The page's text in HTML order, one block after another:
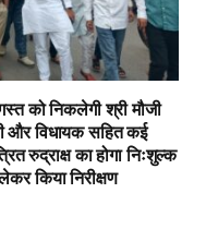
को निकलेगी श्री मौजी
और विधायक सहित कई
रुद्राक्ष का होगा निःशुल्क
किया निरीक्षण